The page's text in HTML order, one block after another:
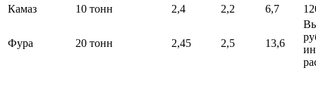
Камаз 10 тонн 2,4 2,2 6,7
Фура 20 тонн 2,45 2,5 13,6